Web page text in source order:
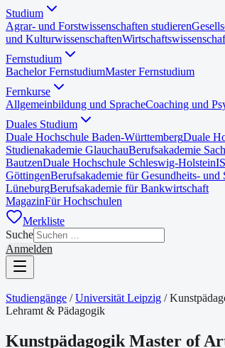
Studium
Agrar- und Forstwissenschaften studieren
und Kulturwissenschaften
Fernstudium
Bachelor FernstudiumMaster Fernstudium
Fernkurse
Allgemeinbildung und SpracheCoaching und
Duales Studium
Duale Hochschule Baden-WürttembergDuale
Studienakademie GlauchauBerufsakademie
BautzenDuale Hochschule Schleswig-Holstein
GöttingenBerufsakademie für Gesundheits- und
LüneburgBerufsakademie für Bankwirtschaft
MagazinFür Hochschulen
Merkliste
Suche
Anmelden
Studiengänge / Universität Leipzig /
Lehramt & Pädagogik
Kunstpädagogik Master of